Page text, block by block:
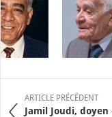
ARTICLE PRÉCÉDENT
Jamil Joudi, doyen